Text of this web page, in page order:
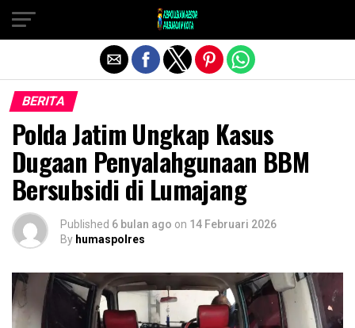
BERITA
Polda Jatim Ungkap Kasus
Dugaan Penyalahgunaan BBM
Bersubsidi di Lumajang
Published 6 bulan ago on 14 Februari 2026
By humaspolres
Exit mobile version